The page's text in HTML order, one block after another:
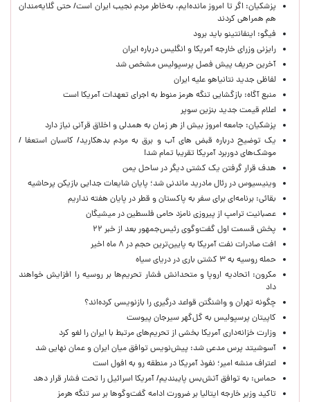
پزشکیان: اگر تا امروز مانده‌ایم، به‌خاطر مردم نجیب ایران است/ حتی گلایه‌مندان
هم همراهی کردند
فیگو: اینفانتینو باید برود
رایزنی وزرای خارجه آمریکا و انگلیس درباره ایران
آخرین حریف پیش فصل پرسپولیس مشخص شد
لفاظی جدید نتانیاهو علیه ایران
منبع آگاه: بازگشایی تنگه هرمز منوط به اجرای تعهدات آمریکا است
اعلام قیمت جدید بنزین سوپر
پزشکیان: جامعه امروز بیش از هر زمان به همدلی و اخلاق قرآنی نیاز دارد
یک توضیح درباره قبض های آب و برق به مردم بدهکارید/ کاسبان استعفا /
موشک‌های دوربرد آمریکا تقریبا تمام شد!
هدف قرار گرفتن یک کشتی دیگر در ساحل یمن
وینیسیوس در رئال مادرید ماندنی شد؛ پایان شایعات جدایی بازیکن پرحاشیه
بقائی: برنامه‌ای برای سفر به پاکستان و قطر در پایان هفته نداریم
عصبانیت ترامپ از پیروزی نامزد حامی فلسطین در میشیگان
پخش قسمت اول گفت‌وگوی رئیس‌جمهور بعد از خبر ۲۲
افت صادرات نفت آمریکا به پایین‌ترین حجم در ۸ ماه اخیر
حمله روسیه به ۳ کشتی باری در دریای سیاه
مکرون: اتحادیه اروپا و متحدانش فشار تحریم‌ها بر روسیه را افزایش خواهند
داد
چگونه تهران و واشنگتن قواعد درگیری را بازنویسی کرده‌اند؟
کاپیتان پرسپولیس به گل‌گهر سیرجان پیوست
وزارت خزانه‌داری آمریکا بخشی از تحریم‌های مرتبط با ایران را لغو کرد
آسوشیتد پرس مدعی شد: پیش‌نویس توافق میان ایران و عمان نهایی شد
اعتراف منشه امیر؛ نفوذ آمریکا در منطقه رو به افول است
حماس: به توافق آتش‌بس پایبندیم/ آمریکا اسرائیل را تحت فشار قرار دهد
تاکید وزیر خارجه ایتالیا بر ضرورت ادامه گفت‌وگوها بر سر تنگه هرمز